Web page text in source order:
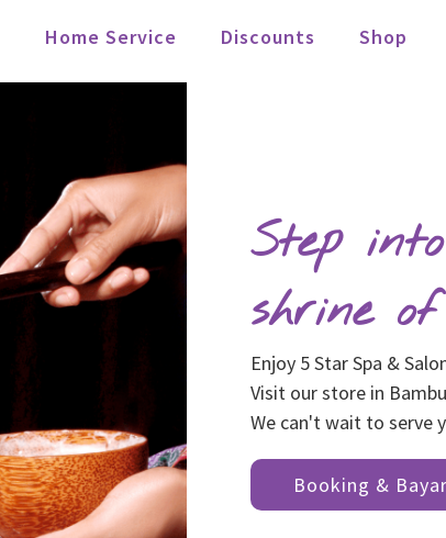
Home Service Discounts Shop
Step
shrine
Enjoy 5 Star Spa &
Visit our store in
We can't wait to serve
Booking &